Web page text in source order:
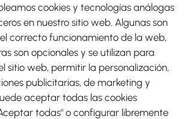
cookies y tecnologías análogas
en nuestro sitio web. Algunas son
correcto funcionamiento de la web,
son opcionales y se utilizan para
sitio web, permitir la personalización,
publicitarias, de marketing y
aceptar todas las cookies
todas" o configurar libremente